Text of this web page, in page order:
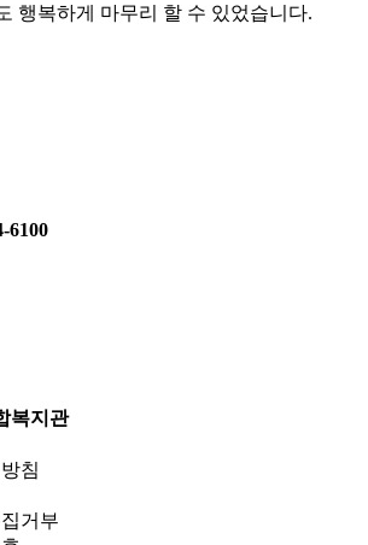
행복하게 마무리 할 수 있었습니다.
6100
침
거부